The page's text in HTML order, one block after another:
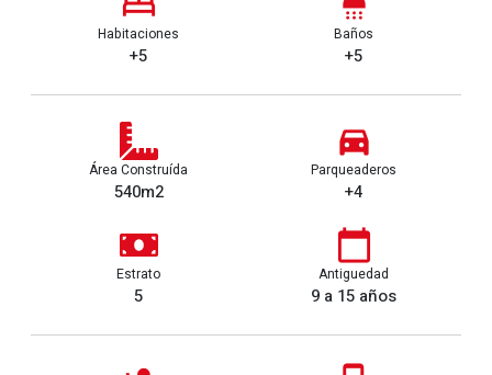
Habitaciones
+5
Baños
+5
Área Construída
540m2
Parqueaderos
+4
Estrato
5
Antiguedad
9 a 15 años